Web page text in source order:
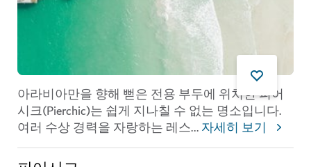
아라비아만을 향해 뻗은 전용 부두에 위치한 피어
시크(Pierchic)는 쉽게 지나칠 수 없는 명소입니다.
여러 수상 경력을 자랑하는 레스...자세히 보기